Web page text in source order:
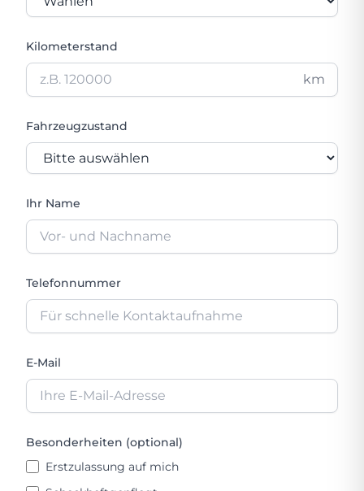
Kilometerstand
km
Fahrzeugzustand
Ihr Name
Telefonnummer
E-Mail
Besonderheiten (optional)
Erstzulassung auf mich